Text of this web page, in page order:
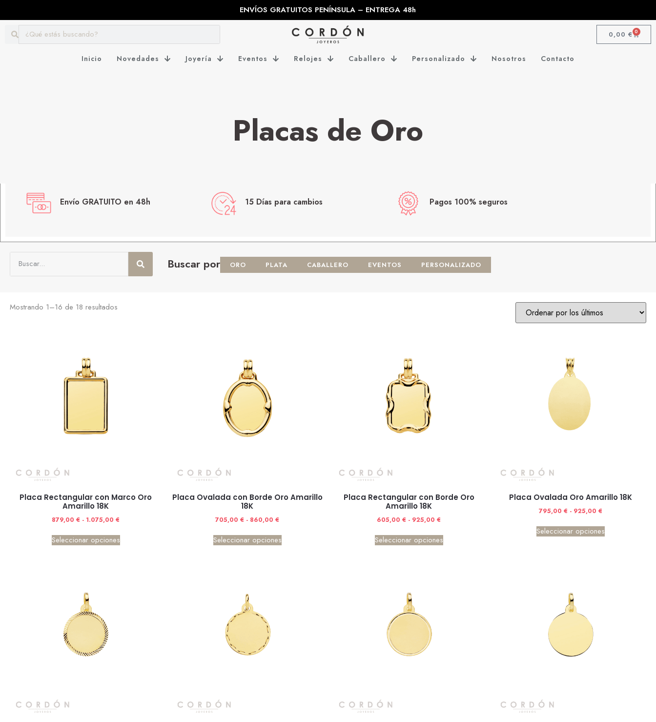
ENVÍOS GRATUITOS PENÍNSULA – ENTREGA 48h
0,00 € 0
Inicio Novedades Joyería Eventos Relojes Caballero Personalizado Nosotros Contacto
Placas de Oro
Envío GRATUITO en 48h 15 Días para cambios Pagos 100% seguros
Buscar por ORO PLATA CABALLERO EVENTOS PERSONALIZADO
Mostrando 1–16 de 18 resultados
Placa Rectangular con Marco Oro
Amarillo 18K
879,00 € - 1.075,00 €
Seleccionar opciones
Placa Ovalada con Borde Oro Amarillo
18K
705,00 € - 860,00 €
Seleccionar opciones
Placa Rectangular con Borde Oro
Amarillo 18K
605,00 € - 925,00 €
Seleccionar opciones
Placa Ovalada Oro Amarillo 18K
795,00 € - 925,00 €
Seleccionar opciones